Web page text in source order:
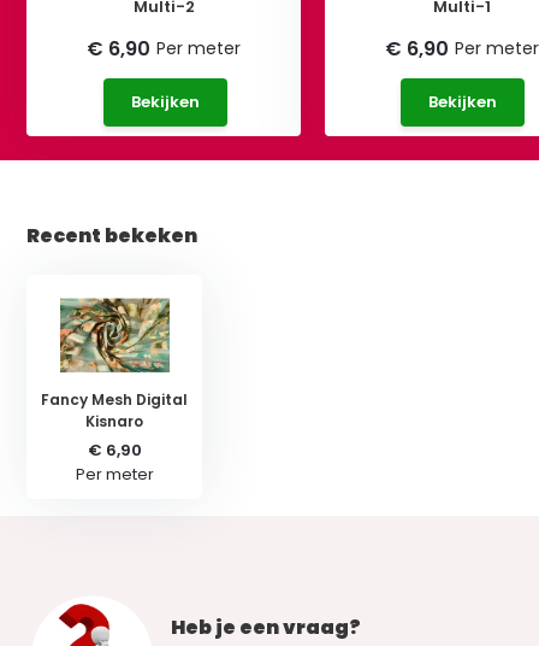
Multi-2
€ 6,90 Per meter
Bekijken
Multi-1
€ 6,90 Per meter
Bekijken
Recent bekeken
Fancy Mesh Digital
Kisnaro
€ 6,90
Per meter
Heb je een vraag?